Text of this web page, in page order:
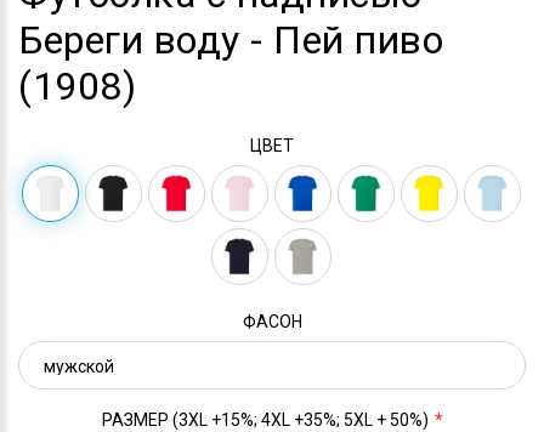
Береги воду - Пей пиво
(1908)
ЦВЕТ
ФАСОН
РАЗМЕР (3XL +15%; 4XL +35%; 5XL + 50%)